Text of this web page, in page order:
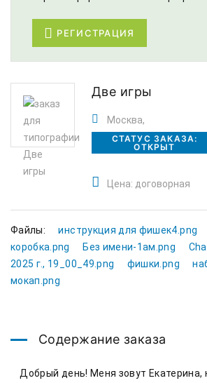
РЕГИСТРАЦИЯ
Две игры
Москва,
СТАТУС ЗАКАЗА:
ОТКРЫТ
Цена: договорная
Файлы: инструкция для фишек4.png
коробка.png
Без имени-1ам.png
2025 г., 19_00_49.png
фишки.png
мокап.png
Содержание заказа